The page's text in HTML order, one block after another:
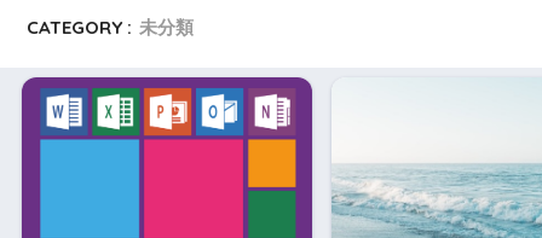
CATEGORY : 未分類